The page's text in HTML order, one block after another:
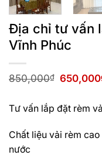
Địa chỉ tư vấn
Vĩnh Phúc
850,000₫ Giá
650,000
Tư vấn lắp đặt rèm
Chất liệu vải rèm
nước